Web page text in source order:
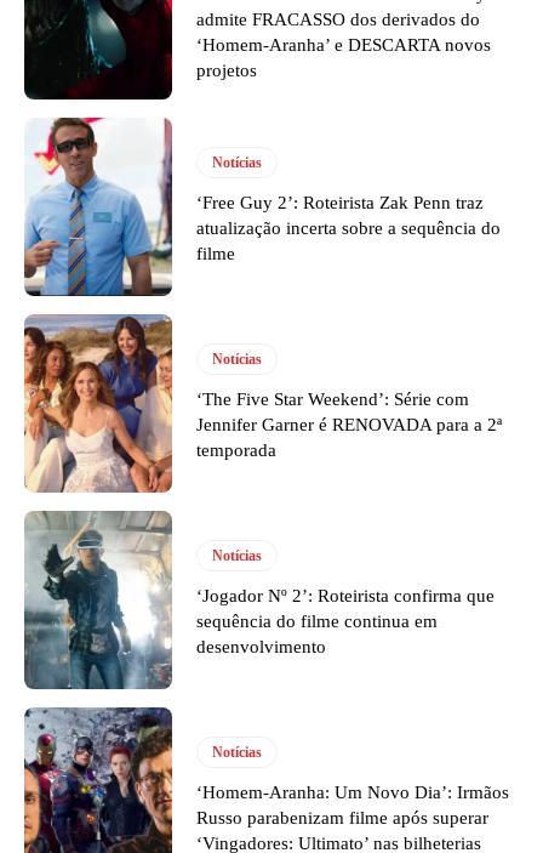
admite FRACASSO dos derivados do
‘Homem-Aranha’ e DESCARTA novos
projetos
Notícias
‘Free Guy 2’: Roteirista Zak Penn traz
atualização incerta sobre a sequência do
filme
Notícias
‘The Five Star Weekend’: Série com
Jennifer Garner é RENOVADA para a 2ª
temporada
Notícias
‘Jogador Nº 2’: Roteirista confirma que
sequência do filme continua em
desenvolvimento
Notícias
‘Homem-Aranha: Um Novo Dia’: Irmãos
Russo parabenizam filme após superar
‘Vingadores: Ultimato’ nas bilheterias